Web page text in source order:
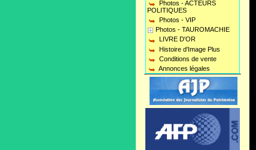
Photos - ACTEURS
POLITIQUES
Photos - VIP
Photos - TAUROMACHIE
LIVRE D'OR
Histoire d'Image Plus
Conditions de vente
Annonces légales